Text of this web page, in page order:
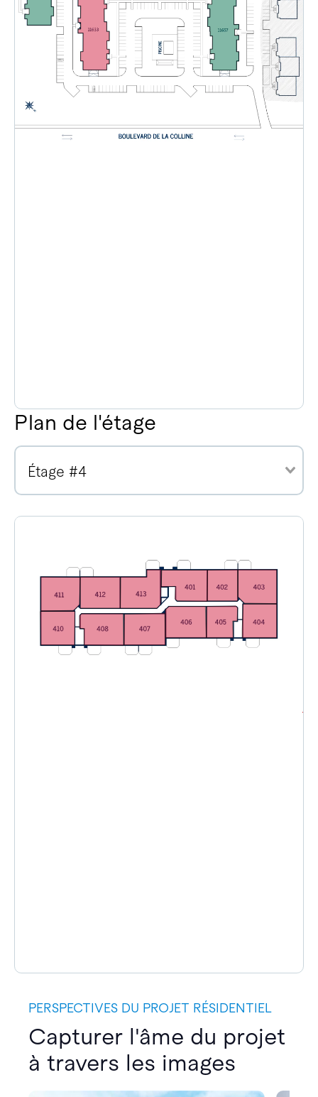
Plan de l'étage
Étage #4
PERSPECTIVES DU PROJET RÉSIDENTIEL
Capturer l'âme du projet
à travers les images